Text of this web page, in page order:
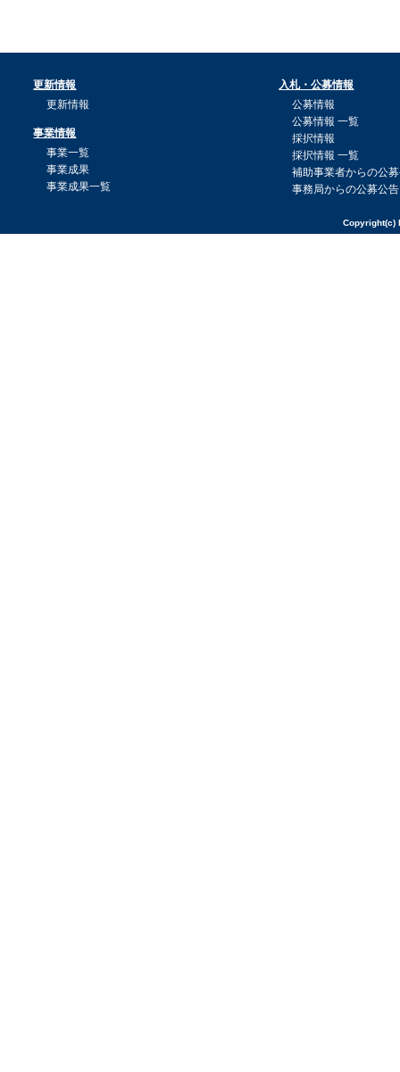
更新情報
更新情報
事業情報
事業一覧
事業成果
事業成果一覧
入札・公募情報
公募情報
公募情報 一覧
採択情報
採択情報 一覧
補助事業者からの公
事務局からの公募公告
Copyright(c)